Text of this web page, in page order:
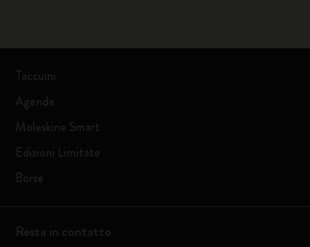
Taccuini
Agende
Moleskine Smart
Edizioni Limitate
Borse
Resta in contatto